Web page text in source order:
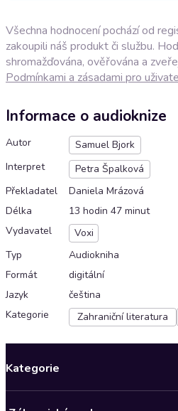
Všechna hodnocení pochází od
zakoupili náš produkt či službu.
shromažďována, ověřována a
Podmínkami a zásadami pro
Informace o audioknize
Autor
Samuel Bjork
Interpret
Petra Špalková
Překladatel
Daniela Mrázová
Délka
13 hodin 47 minut
Vydavatel
Voxi
Typ
Audiokniha
Formát
digitální
Jazyk
čeština
Kategorie
Zahraniční literatura
Kategorie